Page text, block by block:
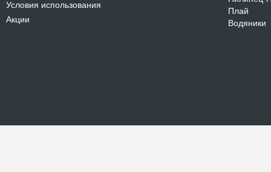
Условия использования
Акции
Плай
Водяники